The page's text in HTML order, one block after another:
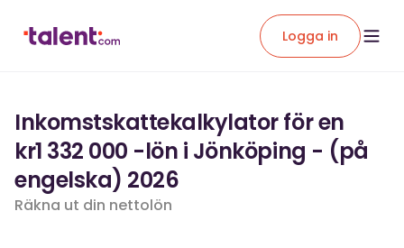
Logga in
Inkomstskattekalkylator för en
kr1 332 000 -lön i Jönköping - (på
engelska) 2026
Räkna ut din nettolön